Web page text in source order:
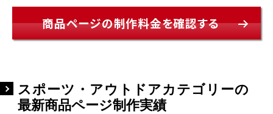
商品ページの制作料金を確認する
スポーツ・アウトドアカテゴリーの
最新商品ページ制作実績